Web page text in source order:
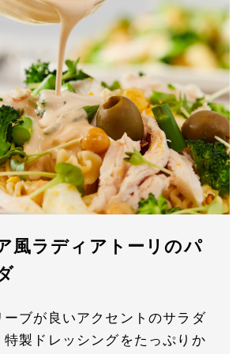
風ラディアトーリのパ
ーブが良いアクセントのサラダ
特製ドレッシングをたっぷりか